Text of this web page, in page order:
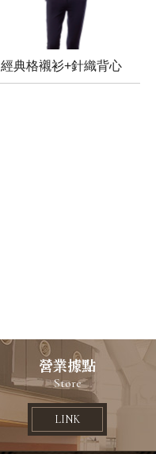
經典格襯衫+針織背心
營業據點
Store
LINK